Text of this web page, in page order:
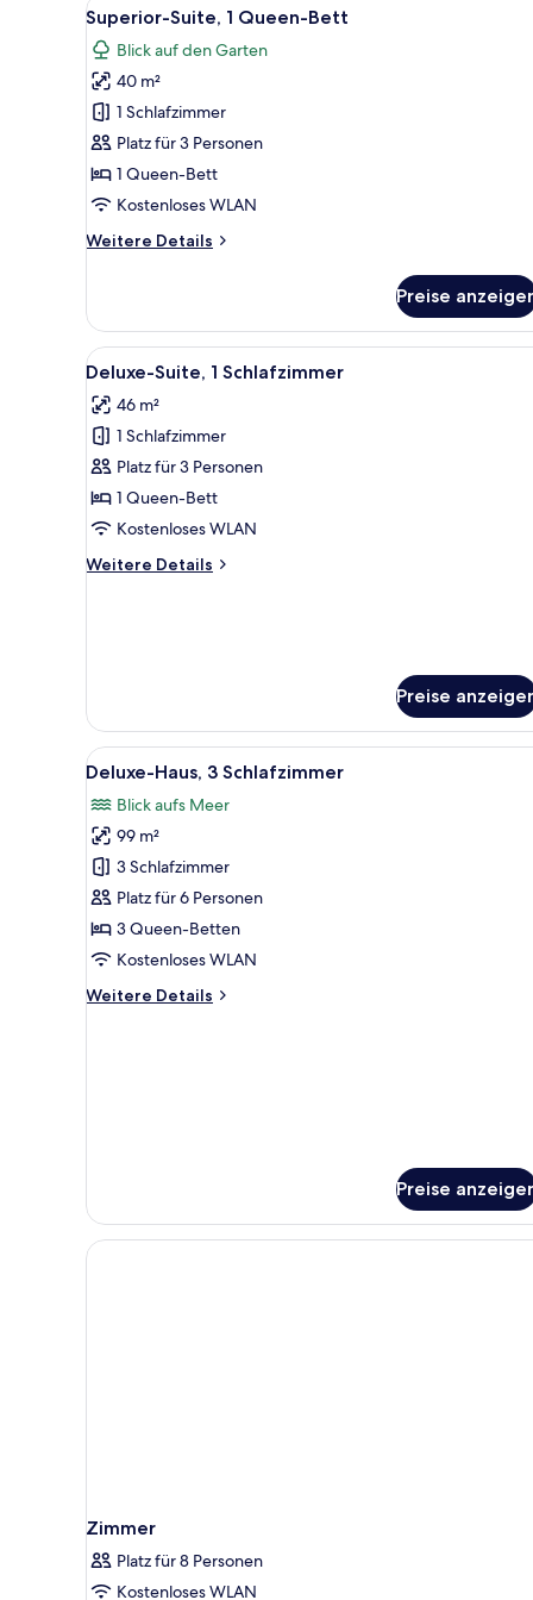
Fotos
für
Superior-
Suite,
1
Queen-
Bett
6
Superior-Suite, 1 Queen-Bett
Blick auf den Garten
40 m²
1 Schlafzimmer
Platz für 3 Personen
1 Queen-Bett
Kostenloses WLAN
Weitere Details
Weitere
Suite,
Queen-
Preise
Alle
Fotos
für
Deluxe-
Suite,
1
Schlafzimmer
Deluxe-Suite, 1
4
Deluxe-Suite, 1 Schlafzimmer
46 m²
1 Schlafzimmer
Platz für 3 Personen
1 Queen-Bett
Kostenloses WLAN
Weitere Details
Weitere
Preise
Alle
Fotos
für
Deluxe-
Haus,
3 Schlafzimmer
anzeigen
Deluxe-Haus, 3
8
Deluxe-Haus, 3 Schlafzimmer
Blick aufs Meer
99 m²
3 Schlafzimmer
Platz für 6 Personen
3 Queen-Betten
Kostenloses WLAN
Weitere Details
Weitere
Preise
Zimmer
Platz für 8 Personen
Kostenloses WLAN